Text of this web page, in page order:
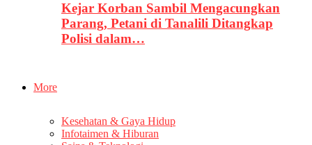
Kejar Korban Sambil Mengacungkan
Parang, Petani di Tanalili Ditangkap
Polisi dalam…
More
Kesehatan & Gaya Hidup
Infotaimen & Hiburan